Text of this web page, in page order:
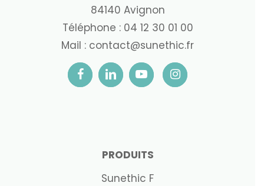
84140 Avignon
Téléphone : 04 12 30 01 00
Mail : contact@sunethic.fr
PRODUITS
Sunethic F